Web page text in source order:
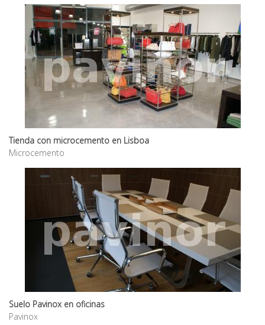
Tienda con microcemento en Lisboa
Microcemento
Suelo Pavinox en oficinas
Pavinox